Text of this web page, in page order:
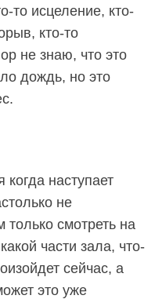
то исцеление, кто-
кто-то
не знаю, что это
дождь, но это
наступает
не
смотреть на
части зала, что-
сейчас, а
это уже